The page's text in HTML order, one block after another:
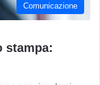
Comunicazione
stampa: